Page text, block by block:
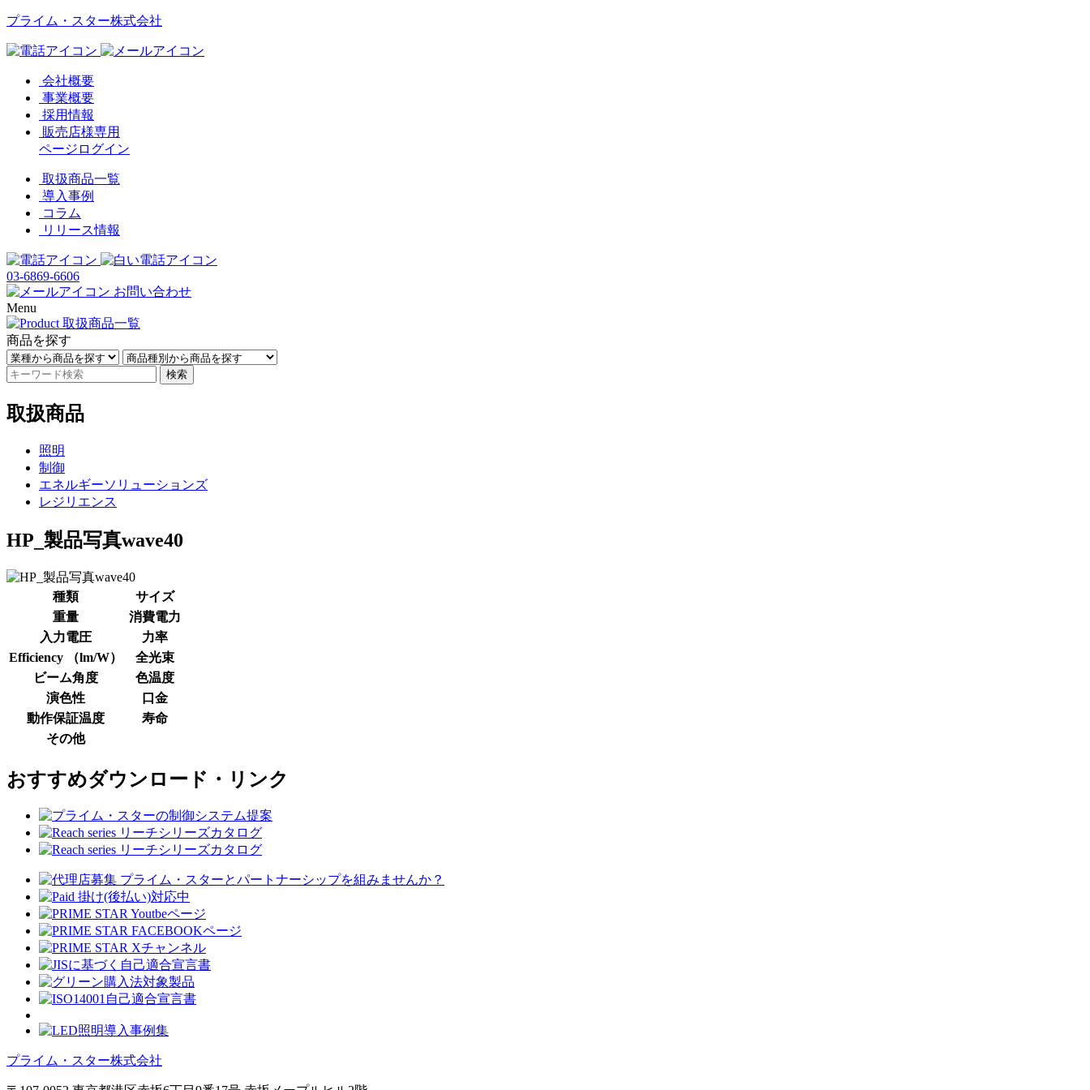
プライム・スター株式会社
会社概要
事業概要
採用情報
販売店様専用
ページログイン
取扱商品一覧
導入事例
コラム
リリース情報
03-6869-6606
お問い合わせ
Menu
商品を探す
検索
取扱商品
照明
制御
エネルギーソリューションズ
レジリエンス
HP_製品写真wave40
種類
サイズ
重量
消費電力
入力電圧
力率
Efficiency （lm/W）
全光束
ビーム角度
色温度
演色性
口金
動作保証温度
寿命
その他
おすすめダウンロード・リンク
プライム・スター株式会社